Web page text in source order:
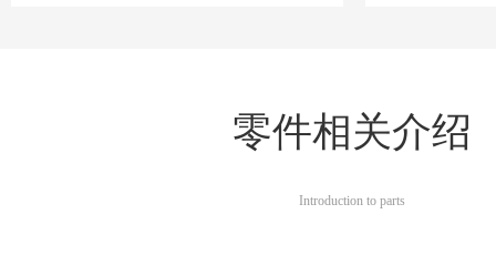
零件相关介绍
Introduction to parts